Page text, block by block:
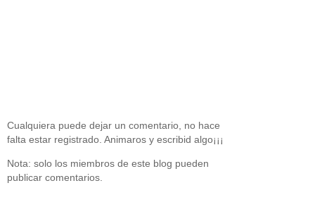
Cualquiera puede dejar un comentario, no hace
falta estar registrado. Animaros y escribid algo¡¡¡
Nota: solo los miembros de este blog pueden
publicar comentarios.